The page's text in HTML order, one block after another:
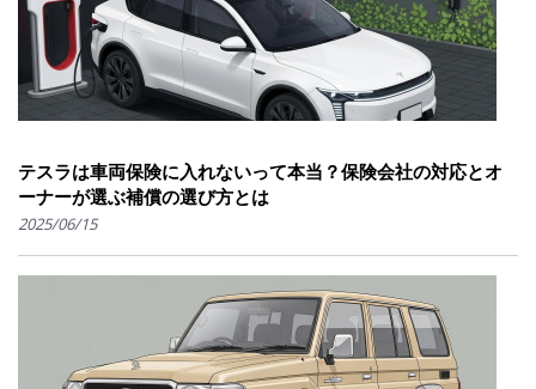
テスラは車両保険に入れないって本当？保険会社の対応とオ
ーナーが選ぶ補償の選び方とは
2025/06/15